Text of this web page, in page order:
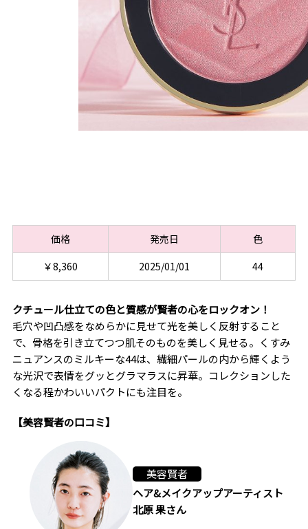
価格 発売日
色
￥8,360
2025/01/01 44
クチュール仕立ての色と質感が賢者の心をロックオン！
毛穴や凹凸感をなめらかに見せて光を美しく反射すること
で、骨格を引き立てつつ肌そのものを美しく見せる。くすみ
ニュアンスのミルキーな44は、繊細パールの内から輝くよう
な光沢で表情をグッとグラマラスに昇華。コレクションした
くなる程かわいいパクトにも注目を。
【美容賢者の口コミ】
美容賢者
ヘア&メイクアップアーティスト
北原 果さん